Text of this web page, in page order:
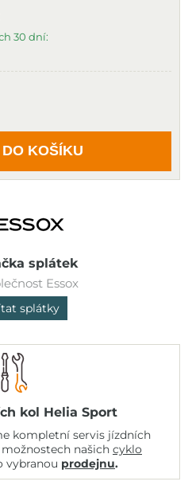
30 dní:
KOŠÍKU
splátek
Essox
splátky
kol Helia Sport
kompletní servis jízdních
našich cyklo
vybranou prodejnu.